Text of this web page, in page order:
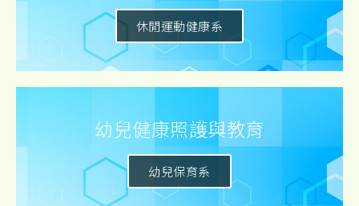
休閒運動健康系
幼兒健康照護與教育
幼兒保育系